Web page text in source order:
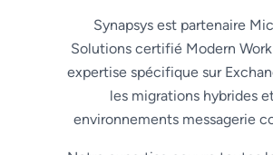
Synapsys est partenaire
Solutions certifié Modern
expertise spécifique sur
les migrations hybrides
environnements messagerie